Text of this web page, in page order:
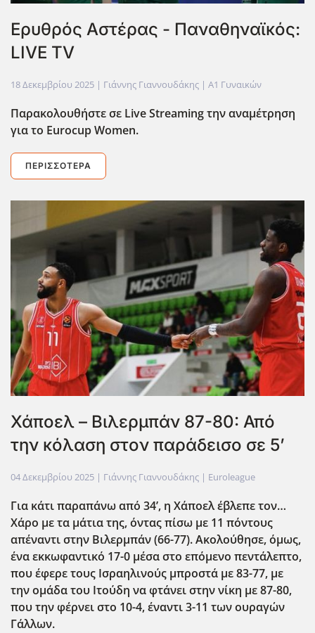
Ερυθρός Αστέρας - Παναθηναϊκός:
LIVE TV
18 Δεκεμβρίου 2025 | Γιάννης Γιαννουδάκης | Α1 Γυναικών
Παρακολουθήστε σε Live Streaming την αναμέτρηση
για το Eurocup Women.
ΠΕΡΙΣΣΌΤΕΡΑ
Χάποελ – Βιλερμπάν 87-80: Από
την κόλαση στον παράδεισο σε 5’
04 Δεκεμβρίου 2025 | Γιάννης Γιαννουδάκης | Euroleague
Για κάτι παραπάνω από 34’, η Χάποελ έβλεπε τον…
Χάρο με τα μάτια της, όντας πίσω με 11 πόντους
απέναντι στην Βιλερμπάν (66-77). Ακολούθησε, όμως,
ένα εκκωφαντικό 17-0 μέσα στο επόμενο πεντάλεπτο,
που έφερε τους Ισραηλινούς μπροστά με 83-77, με
την ομάδα του Ιτούδη να φτάνει στην νίκη με 87-80,
που την φέρνει στο 10-4, έναντι 3-11 των ουραγών
Γάλλων.